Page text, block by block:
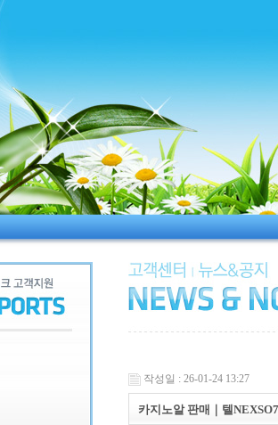
작성일 : 26-01-24 13:27
카지노알 판매｜텔